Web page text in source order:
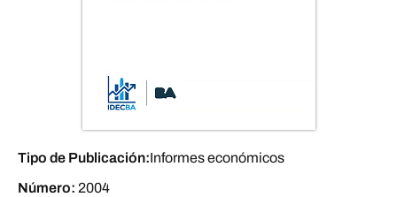
Tipo de Publicación:Informes económicos
Número: 2004